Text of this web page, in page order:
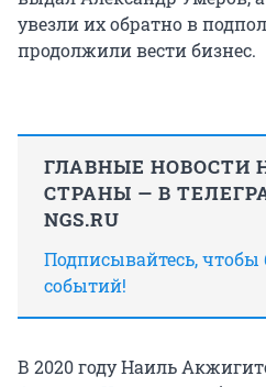
увезли их обратно в
продолжили вести бизнес.
ГЛАВНЫЕ НОВОСТИ
СТРАНЫ — В
NGS.RU
Подписывайтесь, чтобы
событий!
В 2020 году Наиль